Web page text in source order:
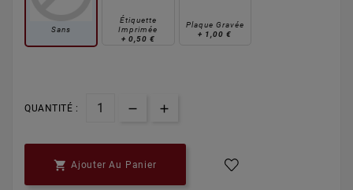
Sans
Étiquette
Imprimée
+ 0,50 €
Plaque Gravée
+ 1,00 €
QUANTITÉ :
 Ajouter Au Panier